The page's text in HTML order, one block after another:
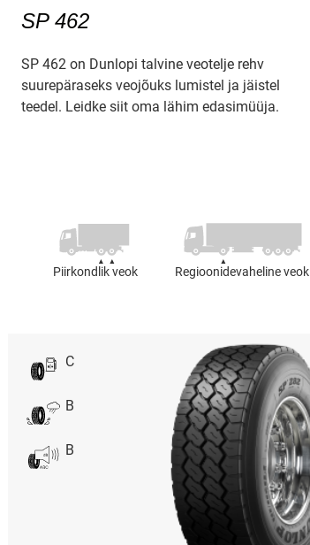
SP 462
SP 462 on Dunlopi talvine veotelje rehv
suurepäraseks veojõuks lumistel ja jäistel
teedel. Leidke siit oma lähim edasimüüja.
Piirkondlik veok Regioonidevaheline veok
C
B
B